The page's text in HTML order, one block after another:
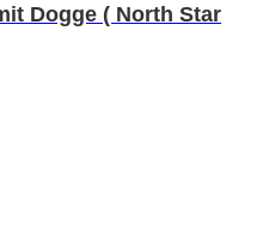
Dogge ( North Star